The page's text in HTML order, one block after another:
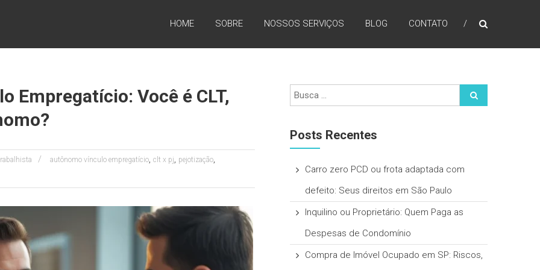
HOME SOBRE NOSSOS SERVIÇOS BLOG CONTATO
Empregatício: Você é CLT,
autônomo vínculo empregatício, clt x pj, pejotização,
Posts Recentes
Carro zero PCD ou frota adaptada com
defeito: Seus direitos em São Paulo
Inquilino ou Proprietário: Quem Paga as
Despesas de Condomínio
Compra de Imóvel Ocupado em SP: Riscos,